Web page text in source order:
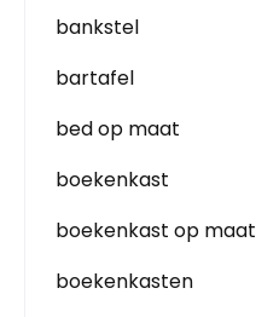
bankstel
bartafel
bed op maat
boekenkast
boekenkast op maat
boekenkasten